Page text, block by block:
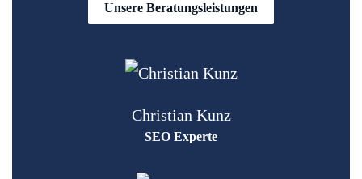
Unsere Beratungsleistungen
Christian Kunz
SEO Experte